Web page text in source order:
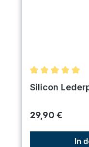
Silicon
Regulärer Preis:
29,90 €
In